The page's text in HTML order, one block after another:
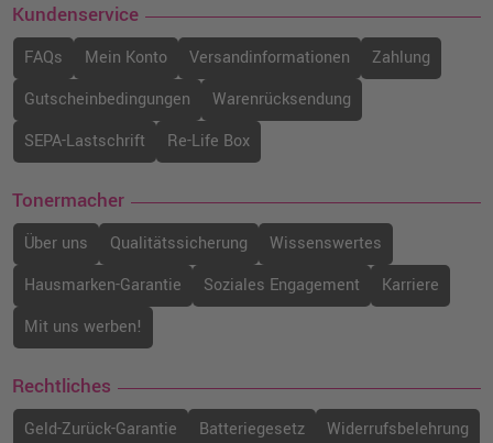
15,61 €
inkl. MwSt.zzgl. Versand
shopping_cart
Kompatibles Transfer Kit ersetzt Brother
BU-300CL
o. MwSt.68,06 €
inkl. MwSt.zzgl. Versand
Kundenservice
FAQs Mein Konto Versandinformationen
Zahlung
Gutscheinbedingungen
Warenrücksendung
SEPA-Lastschrift
Re-Life Box
Tonermacher
Über uns Qualitätssicherung
Wissenswertes
Hausmarken-Garantie
Soziales Engagement
Karriere
Mit uns werben!
Rechtliches
Geld-Zurück-Garantie Batteriegesetz
Widerrufsbelehrung